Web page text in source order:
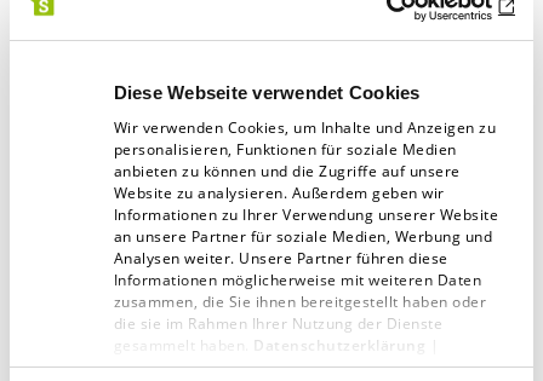
Diese Webseite verwendet Cookies
Wir verwenden Cookies, um Inhalte und Anzeigen zu
personalisieren, Funktionen für soziale Medien
anbieten zu können und die Zugriffe auf unsere
Website zu analysieren. Außerdem geben wir
Informationen zu Ihrer Verwendung unserer Website
an unsere Partner für soziale Medien, Werbung und
Analysen weiter. Unsere Partner führen diese
Informationen möglicherweise mit weiteren Daten
zusammen, die Sie ihnen bereitgestellt haben oder
die sie im Rahmen Ihrer Nutzung der Dienste
gesammelt haben. Datenschutzerklärung
Impressum
Middelhoff – Schuldig. Vom
Scheitern und Wiederaufstehen
Dr. Thomas Middelhoff, Ex­Mana­ ger
Bertelsmann und Arcandor, saß wegen Untreue
drei Jahre Ge­ fängnisstrafe ab. Eine spannende,
sehrpersönlicheundextremehr­ liche
Perspektive auf Prioritäten und radikale